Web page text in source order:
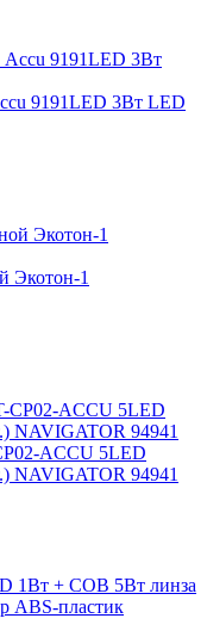
9191LED 3Вт LED
Экотон-1
ACCU 5LED
NAVIGATOR 94941